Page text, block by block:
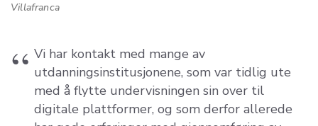
Villafranca
Vi har kontakt med mange av
utdanningsinstitusjonene, som var tidlig ute
med å flytte undervisningen sin over til
digitale plattformer, og som derfor allerede